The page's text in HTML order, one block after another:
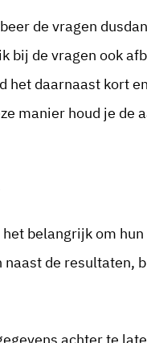
de vragen
bij de vragen ook
het daarnaast kort
manier houd je de
belangrijk om
naast de resultaten,